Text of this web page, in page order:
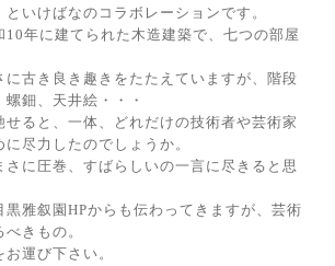
いけばなのコラボレーションです。
10年に建てられた木造建築で、七つの部屋
に古き良き趣きをたたえていますが、階段
鈿、天井絵・・・
せると、一体、どれだけの技術者や芸術家
尽力したのでしょうか。
さに圧巻、すばらしいの一言に尽きると思
黒雅叙園HPからも伝わってきますが、芸術
きもの。
運び下さい。